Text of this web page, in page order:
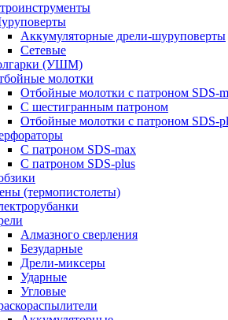
Аккумуляторные дрели-шуруповерты
Сетевые
(УШМ)
молотки
Отбойные молотки с патроном SDS-
С шестигранным патроном
Отбойные молотки с патроном SDS-
С патроном SDS-max
С патроном SDS-plus
(термопистолеты)
Алмазного сверления
Безударные
Дрели-миксеры
Ударные
Угловые